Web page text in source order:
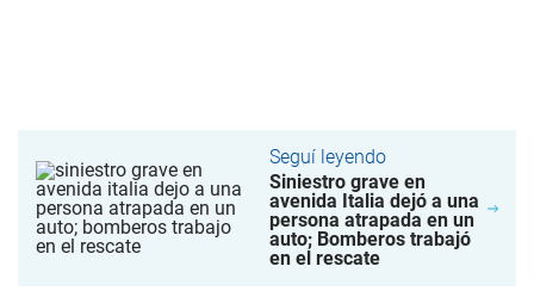
Seguí leyendo
Siniestro grave en
avenida Italia dejó a una
persona atrapada en un
auto; Bomberos trabajó
en el rescate